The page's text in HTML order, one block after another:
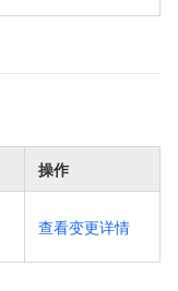
操作
查看变更详情